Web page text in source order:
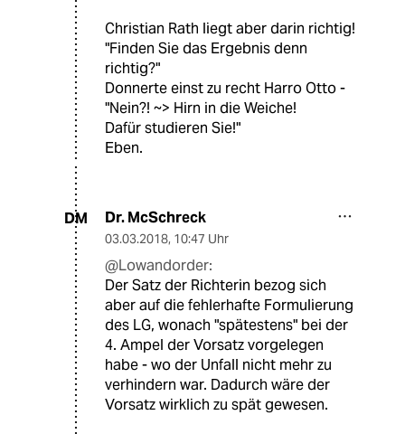
Christian Rath liegt aber darin richtig!
"Finden Sie das Ergebnis denn
richtig?"
Donnerte einst zu recht Harro Otto -
"Nein?! ~> Hirn in die Weiche!
Dafür studieren Sie!"
Eben.
DM Dr. McSchreck
03.03.2018, 10:47 Uhr
@Lowandorder:
Der Satz der Richterin bezog sich
aber auf die fehlerhafte Formulierung
des LG, wonach "spätestens" bei der
4. Ampel der Vorsatz vorgelegen
habe - wo der Unfall nicht mehr zu
verhindern war. Dadurch wäre der
Vorsatz wirklich zu spät gewesen.